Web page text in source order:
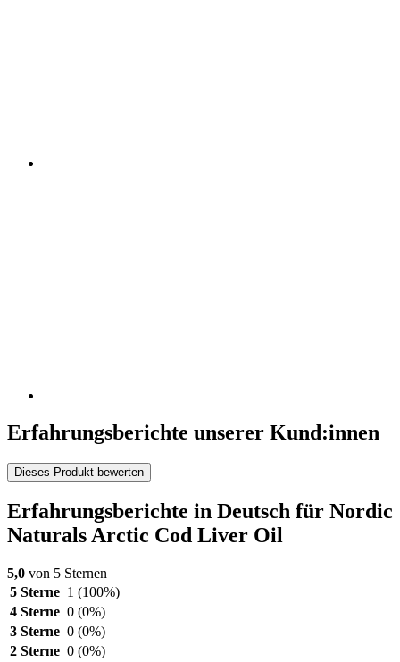
Erfahrungsberichte unserer Kund:innen
Dieses Produkt bewerten
Erfahrungsberichte in Deutsch für Nordic
Naturals Arctic Cod Liver Oil
5,0 von 5 Sternen
5 Sterne 1 (100%)
4 Sterne 0 (0%)
3 Sterne 0 (0%)
2 Sterne 0 (0%)